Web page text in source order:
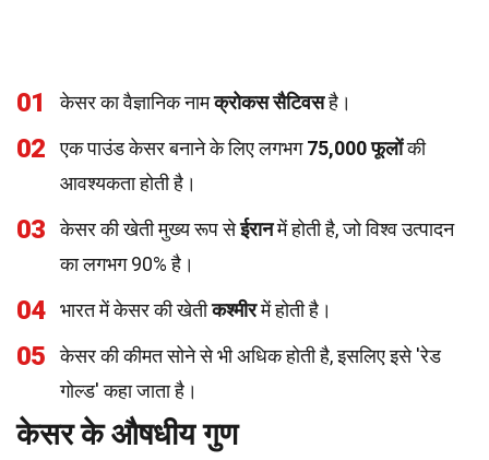
01 केसर का वैज्ञानिक नामक्रोकस सैटिवसहै।
02 एक पाउंड केसर बनाने के लिए लगभग75,000 फूलोंकी
आवश्यकता होती है।
03 केसर की खेती मुख्य रूप सेईरानमें होती है, जो विश्व उत्पादन
का लगभग 90% है।
04 भारत में केसर की खेतीकश्मीरमें होती है।
05
केसर की कीमत सोने से भी अधिक होती है, इसलिए इसे 'रेड
गोल्ड' कहा जाता है।
केसर के औषधीय गुण